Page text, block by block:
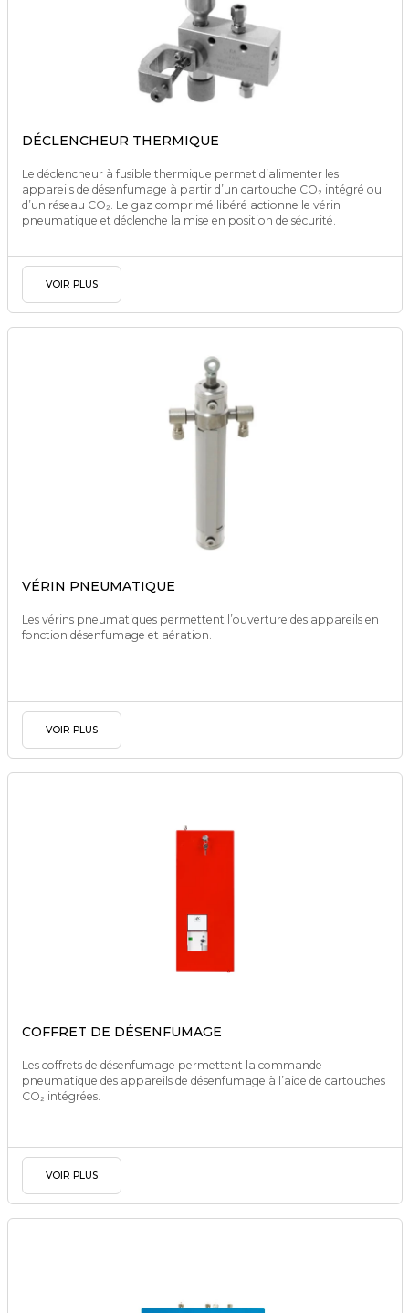
DÉCLENCHEUR THERMIQUE
Le déclencheur à fusible thermique permet d’alimenter les
appareils de désenfumage à partir d’un cartouche CO₂ intégré ou
d’un réseau CO₂. Le gaz comprimé libéré actionne le vérin
pneumatique et déclenche la mise en position de sécurité.
VOIR PLUS
VÉRIN PNEUMATIQUE
Les vérins pneumatiques permettent l’ouverture des appareils en
fonction désenfumage et aération.
VOIR PLUS
COFFRET DE DÉSENFUMAGE
Les coffrets de désenfumage permettent la commande
pneumatique des appareils de désenfumage à l’aide de cartouches
CO₂ intégrées.
VOIR PLUS